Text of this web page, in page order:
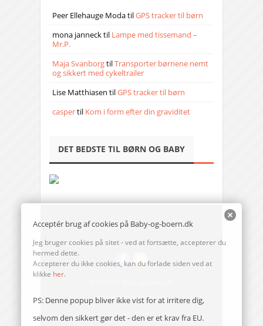
Peer Ellehauge ModatilGPS tracker til børn
mona jannecktil Lampe med tissemand –
Mr.P.
Maja SvanborgtilTransporter børnene nemt
og sikkert med cykeltrailer
Lise Matthiasen tilGPS tracker til børn
caspertil Kom i form efter din graviditet
DET BEDSTE TIL BØRN OG BABY
Send en mail til redaktionen
Acceptér brug af cookies på Baby-og-boern.dk
Jeg bruger cookies på sitet - ved at fortsætte, accepterer du
hermed dette.
Accepterer du ikke cookies, kan du forlade siden ved at
klikke her.
PS: Denne popup bliver ikke vist for at irritere dig,
selvom den sikkert gør det - den er et krav fra EU.